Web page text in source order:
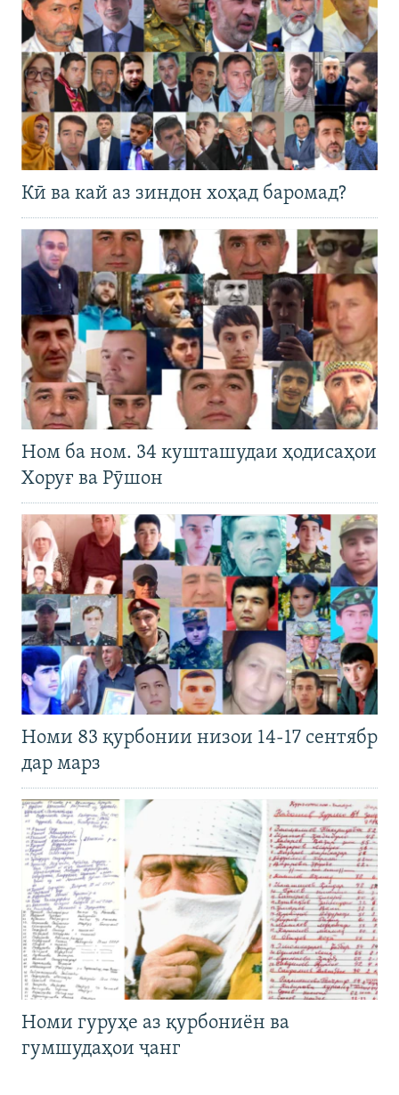
Кӣ ва кай аз зиндон хоҳад баромад?
Ном ба ном. 34 кушташудаи ҳодисаҳои
Хоруғ ва Рӯшон
Номи 83 қурбонии низои 14-17 сентябр
дар марз
Номи гуруҳе аз қурбониён ва
гумшудаҳои ҷанг